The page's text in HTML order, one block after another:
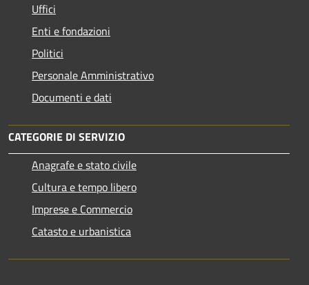
Uffici
Enti e fondazioni
Politici
Personale Amministrativo
Documenti e dati
CATEGORIE DI SERVIZIO
Anagrafe e stato civile
Cultura e tempo libero
Imprese e Commercio
Catasto e urbanistica